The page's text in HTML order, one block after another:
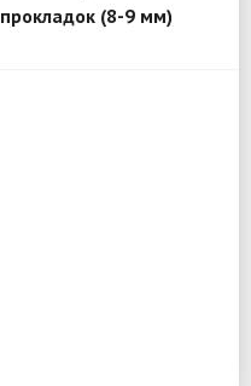
прокладок (8-9 мм)